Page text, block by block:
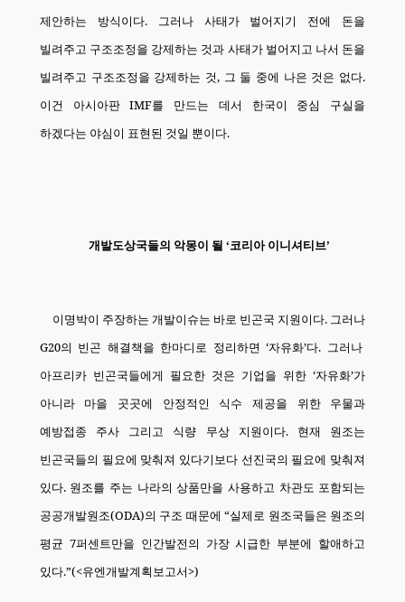
제안하는 방식이다. 그러나 사태가 벌어지기 전에 돈을
빌려주고 구조조정을 강제하는 것과 사태가 벌어지고 나서 돈을
빌려주고 구조조정을 강제하는 것, 그 둘 중에 나은 것은 없다.
이건 아시아판IMF를 만드는 데서 한국이 중심 구실을
하겠다는 야심이 표현된 것일 뿐이다.
개발도상국들의 악몽이 될 ‘코리아 이니셔티브’
이명박이 주장하는 개발이슈는 바로 빈곤국 지원이다. 그러나
G20의 빈곤 해결책을 한마디로 정리하면 ‘자유화’다. 그러나
아프리카 빈곤국들에게 필요한 것은 기업을 위한 ‘자유화’가
아니라 마을 곳곳에 안정적인 식수 제공을 위한 우물과
예방접종 주사 그리고 식량 무상 지원이다. 현재 원조는
빈곤국들의 필요에 맞춰져 있다기보다 선진국의 필요에 맞춰져
있다. 원조를 주는 나라의 상품만을 사용하고 차관도 포함되는
공공개발원조(ODA)의 구조 때문에 “실제로 원조국들은 원조의
평균 7퍼센트만을 인간발전의 가장 시급한 부분에 할애하고
있다.”(<유엔개발계획보고서>)